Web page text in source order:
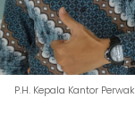
P.H. Kepala Kantor